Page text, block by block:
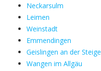
Neckarsulm
Leimen
Weinstadt
Emmendingen
Geislingen an der Steige
Wangen im Allgäu